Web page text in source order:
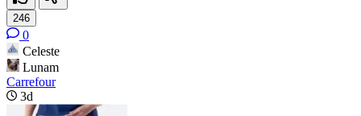
246
0
Celeste
Lunam
Carrefour
3d